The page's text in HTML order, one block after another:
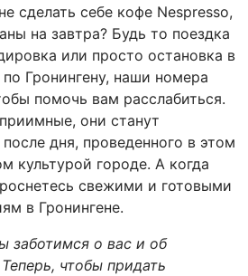
сделать себе кофе Nespresso,
на завтра? Будь то поездка
или просто остановка в
Гронингену, наши номера
помочь вам расслабиться.
они станут
дня, проведенного в этом
культурой городе. А когда
свежими и готовыми
в Гронингене.
заботимся о вас и об
чтобы придать